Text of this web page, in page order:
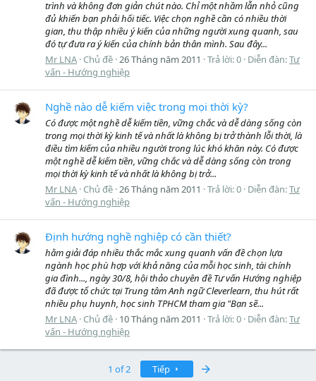
trình và không đơn giản chút nào. Chỉ một nhầm lẫn nhỏ cũng
đủ khiến bạn phải hối tiếc. Việc chọn nghề cần có nhiều thời
gian, thu thập nhiều ý kiến của những người xung quanh, sau
đó tự đưa ra ý kiến của chính bản thân mình. Sau đây...
Mr LNA Chủ đề 26 Tháng năm 2011 Trả lời: 0 Diễn đàn:Tư
vấn - Hướng nghiệp
Nghề nào dễ kiếm việc trong mọi thời kỳ?
Có được một nghề dễ kiếm tiền, vững chắc và dễ dàng sống còn
trong mọi thời kỳ kinh tế và nhất là không bị trở thành lỗi thời, là
điều tìm kiếm của nhiều người trong lúc khó khăn này. Có được
một nghề dễ kiếm tiền, vững chắc và dễ dàng sống còn trong
mọi thời kỳ kinh tế và nhất là không bị trở...
Mr LNA Chủ đề 26 Tháng năm 2011 Trả lời: 0 Diễn đàn:Tư
vấn - Hướng nghiệp
Định hướng nghề nghiệp có cần thiết?
hằm giải đáp nhiều thắc mắc xung quanh vấn đề chọn lựa
ngành học phù hợp với khả năng của mỗi học sinh, tài chính
gia đình..., ngày 30/8, hội thảo chuyên đề Tư vấn Hướng nghiệp
đã được tổ chức tại Trung tâm Anh ngữ Cleverlearn, thu hút rất
nhiều phụ huynh, học sinh TPHCM tham gia "Bạn sẽ...
Mr LNA Chủ đề 10 Tháng năm 2011 Trả lời: 0 Diễn đàn:Tư
vấn - Hướng nghiệp
1 of 2 Tiếp